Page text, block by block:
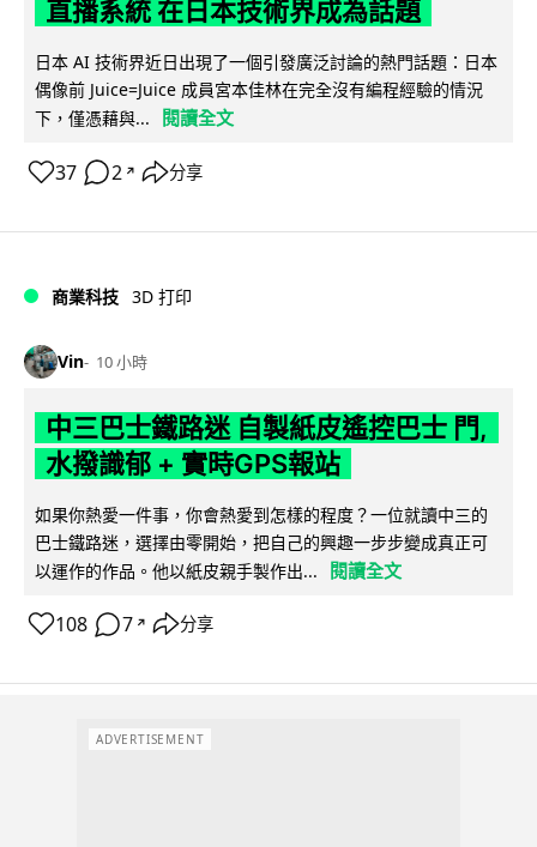
直播系統 在日本技術界成為話題
日本 AI 技術界近日出現了一個引發廣泛討論的熱門話題：日本
偶像前 Juice=Juice 成員宮本佳林在完全沒有編程經驗的情況
下，僅憑藉與...
閱讀全文
37 2 ↗ 分享
商業科技 3D 打印
Vin 10 小時
中三巴士鐵路迷 自製紙皮遙控巴士 門,
水撥識郁 + 實時GPS報站
如果你熱愛一件事，你會熱愛到怎樣的程度？一位就讀中三的
巴士鐵路迷，選擇由零開始，把自己的興趣一步步變成真正可
以運作的作品。他以紙皮親手製作出...
閱讀全文
108 7 ↗ 分享
ADVERTISEMENT